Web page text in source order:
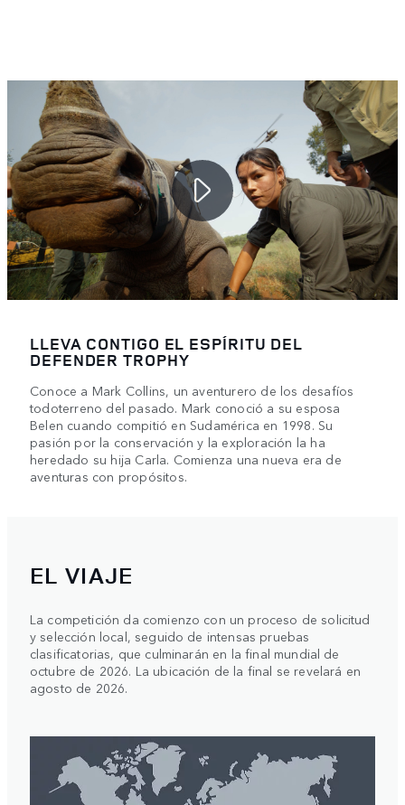
LLEVA CONTIGO EL ESPÍRITU DEL
DEFENDER TROPHY
Conoce a Mark Collins, un aventurero de los desafíos
todoterreno del pasado. Mark conoció a su esposa
Belen cuando compitió en Sudamérica en 1998. Su
pasión por la conservación y la exploración la ha
heredado su hija Carla. Comienza una nueva era de
aventuras con propósitos.
EL VIAJE
La competición da comienzo con un proceso de solicitud
y selección local, seguido de intensas pruebas
clasificatorias, que culminarán en la final mundial de
octubre de 2026. La ubicación de la final se revelará en
agosto de 2026.